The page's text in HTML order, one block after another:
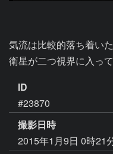
気流は比較的落ち着いた
衛星が二つ視界に入って
ID
#23870
撮影日時
2015年1月9日 0時21